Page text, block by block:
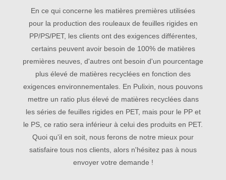
En ce qui concerne les matières premières utilisées
pour la production des rouleaux de feuilles rigides en
PP/PS/PET, les clients ont des exigences différentes,
certains peuvent avoir besoin de 100% de matières
premières neuves, d'autres ont besoin d'un pourcentage
plus élevé de matières recyclées en fonction des
exigences environnementales. En Pulixin, nous pouvons
mettre un ratio plus élevé de matières recyclées dans
les séries de feuilles rigides en PET, mais pour le PP et
le PS, ce ratio sera inférieur à celui des produits en PET.
Quoi qu'il en soit, nous ferons de notre mieux pour
satisfaire tous nos clients, alors n'hésitez pas à nous
envoyer votre demande !